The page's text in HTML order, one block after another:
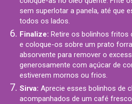
sem superlotar a panela, até que
todos os lados.
Finalize: Retire os bolinhos fritos
e coloque-os sobre um prato
absorvente para remover o
generosamente com açúcar de
estiverem mornos ou frios.
Sirva: Aprecie esses bolinhos de
acompanhados de um café